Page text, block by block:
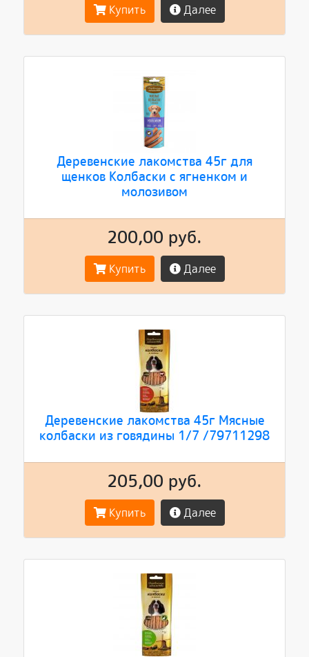
Купить Далее
Деревенские лакомства 45г для
щенков Колбаски с ягненком и
молозивом
200,00 руб.
Купить Далее
Деревенские лакомства 45г Мясные
колбаски из говядины 1/7 /79711298
205,00 руб.
Купить Далее